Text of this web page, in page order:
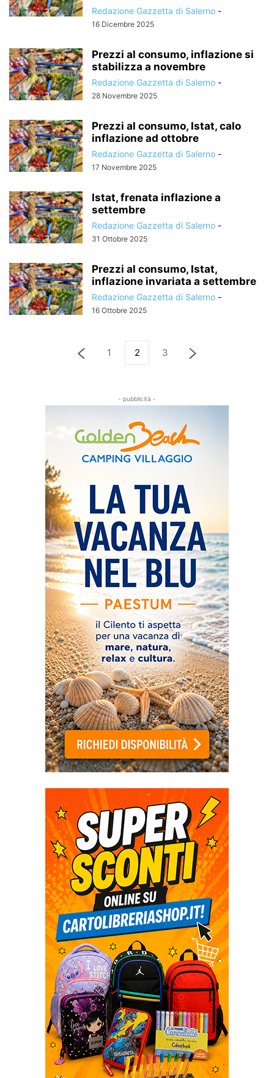
Redazione Gazzetta di Salerno -
16 Dicembre 2025
Prezzi al consumo, inflazione si
stabilizza a novembre
Redazione Gazzetta di Salerno -
28 Novembre 2025
Prezzi al consumo, Istat, calo
inflazione ad ottobre
Redazione Gazzetta di Salerno -
17 Novembre 2025
Istat, frenata inflazione a
settembre
Redazione Gazzetta di Salerno -
31 Ottobre 2025
Prezzi al consumo, Istat,
inflazione invariata a settembre
Redazione Gazzetta di Salerno -
16 Ottobre 2025
1 2 3
- pubblicità -